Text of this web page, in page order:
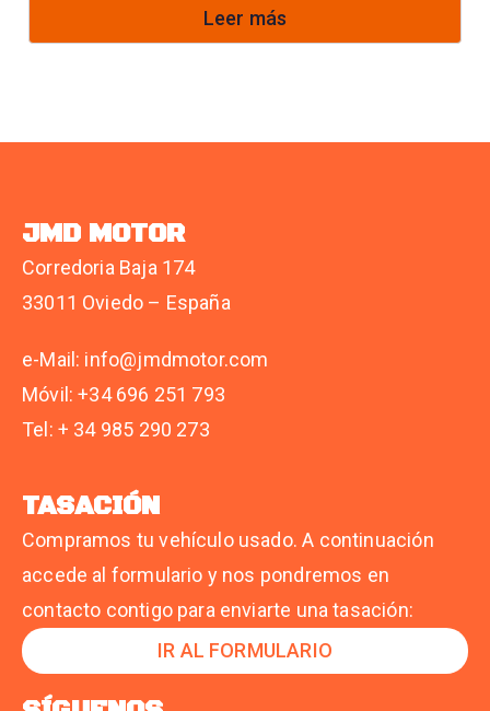
Leer más
JMD MOTOR
Corredoria Baja 174
33011 Oviedo – España
e-Mail: info@jmdmotor.com
Móvil: +34 696 251 793
Tel: + 34 985 290 273
TASACIÓN
Compramos tu vehículo usado. A continuación
accede al formulario y nos pondremos en
contacto contigo para enviarte una tasación:
IR AL FORMULARIO